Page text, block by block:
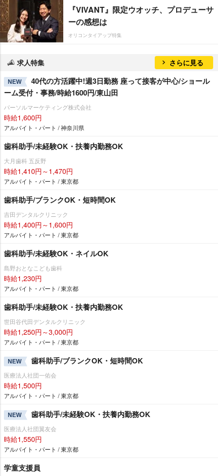
『VIVANT』限定ウオッチ、プロデューサ
ーの感想は
オリコンタイアップ特集
求人特集 さらに見る
NEW
40代の方活躍中!週3日勤務 座って接客が中心/ショール
ーム受付・事務/時給1600円/東山田
パーソルマーケティング株式会社
時給1,600円
アルバイト・パート / 神奈川県
歯科助手/未経験OK・扶養内勤務OK
大月歯科 五反野
時給1,410円～1,470円
アルバイト・パート / 東京都
歯科助手/ブランクOK・短時間OK
吉田デンタルクリニック
時給1,400円～1,600円
アルバイト・パート / 東京都
歯科助手/未経験OK・ネイルOK
島野おとなこども歯科
時給1,230円
アルバイト・パート / 東京都
歯科助手/未経験OK・扶養内勤務OK
世田谷代田デンタルクリニック
時給1,250円～3,000円
アルバイト・パート / 東京都
NEW 歯科助手/ブランクOK・短時間OK
医療法人社団一佑会
時給1,500円
アルバイト・パート / 東京都
NEW 歯科助手/未経験OK・扶養内勤務OK
医療法人社団翼友会
時給1,550円
アルバイト・パート / 東京都
学童支援員